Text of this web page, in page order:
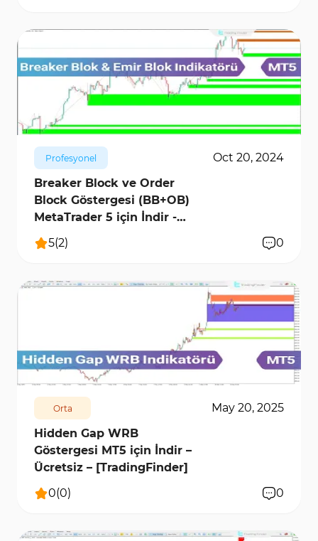
2705 13605 0
Profesyonel
Oct 20, 2024
Breaker Block ve Order
Block Göstergesi (BB+OB)
MetaTrader 5 için İndir -
Ücretsiz
5(2) 0
310 5868 0
Orta
May 20, 2025
Hidden Gap WRB
Göstergesi MT5 için İndir –
Ücretsiz – [TradingFinder]
0(0) 0